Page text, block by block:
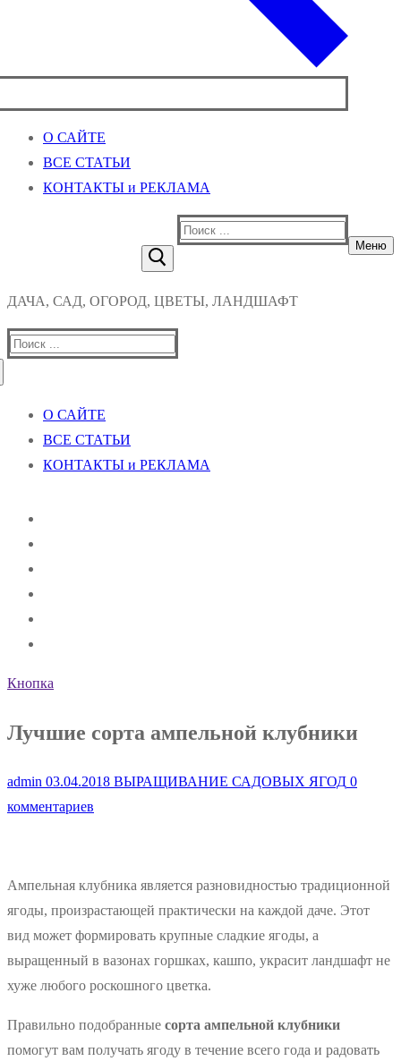
О САЙТЕ
ВСЕ СТАТЬИ
КОНТАКТЫ и РЕКЛАМА
Найти:
Меню
ДАЧА, САД, ОГОРОД, ЦВЕТЫ, ЛАНДШАФТ
Найти:
О САЙТЕ
ВСЕ СТАТЬИ
КОНТАКТЫ и РЕКЛАМА
Кнопка
Лучшие сорта ампельной клубники
admin 03.04.2018 ВЫРАЩИВАНИЕ САДОВЫХ ЯГОД 0
комментариев
Ампельная клубника является разновидностью традиционной
ягоды, произрастающей практически на каждой даче. Этот
вид может формировать крупные сладкие ягоды, а
выращенный в вазонах горшках, кашпо, украсит ландшафт не
хуже любого роскошного цветка.
Правильно подобранные сорта ампельной клубники
помогут вам получать ягоду в течение всего года и радовать